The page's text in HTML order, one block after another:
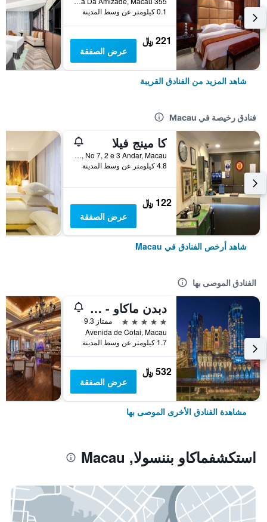
0.1 كيلومتر عن وسط المدينة
221 ﷼
عرض الصفقة
شاهد المزيد من الفنادق القريبة
فنادق رخيصة في Macau
كا مينج فيلا
Rua Madeira, Edf, Kam Hou, No 7, 2 e 3 Andar, Macau
4.8 كيلومتر عن وسط المدينة
122 ﷼
عرض الصفقة
شاهد أرخص الفنادق في Macau
الفنادق الموصى بها
دبدن ماكاو - ستوديو سيتي
5 نجوم
ممتاز 9.3
Avenida de Cotai, Macau
1.7 كيلومتر عن وسط المدينة
532 ﷼
عرض الصفقة
مشاهدة الفنادق الأخرى الموصى بها
استكشفماكاو بننسولا, Macau